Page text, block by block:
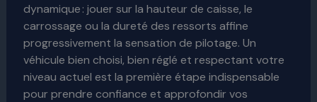
dynamique : jouer sur la hauteur de caisse, le
carrossage ou la dureté des ressorts affine
progressivement la sensation de pilotage. Un
véhicule bien choisi, bien réglé et respectant votre
niveau actuel est la première étape indispensable
pour prendre confiance et approfondir vos